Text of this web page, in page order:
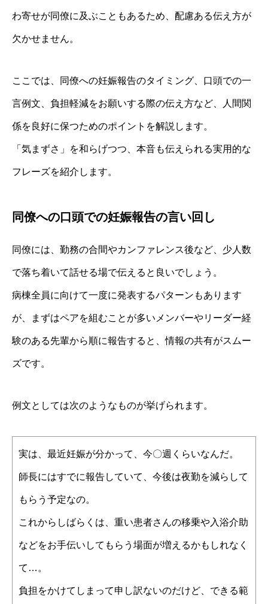
わ寄せが同僚に及ぶこともあるため、配慮ある伝え方が
欠かせません。
ここでは、同僚への妊娠報告のタイミング、口頭での一
言例文、負担軽減をお願いする際の伝え方など、人間関
係を良好に保つためのポイントを解説します。
「気まずさ」を和らげつつ、本音も伝えられる実用的な
フレーズを紹介します。
同僚への口頭での妊娠報告の言い回し
同僚には、勤務の合間やカンファレンス後など、少人数
で落ち着いて話せる場で伝えると良いでしょう。
病棟全員に向けて一度に発表するパターンもあります
が、まずはペアを組むことが多いメンバーやリーダー経
験のある先輩から順に報告すると、情報の共有がスムー
ズです。
例文としては次のようなものが挙げられます。
実は、最近妊娠が分かって、今〇週くらいなんだ。
師長にはすでに報告していて、今後は夜勤を減らして
もらう予定なの。
これからしばらくは、重い患者さんの移乗や入浴介助
などをお手伝いしてもらう場面が増えるかもしれなく
て…。
負担をかけてしまって申し訳ないのだけど、できる範